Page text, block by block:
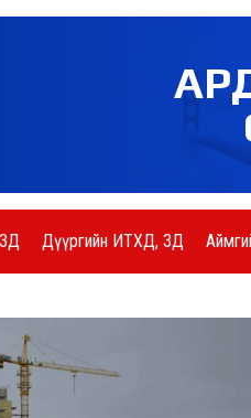
Дүүргийн ИТХД, ЗД